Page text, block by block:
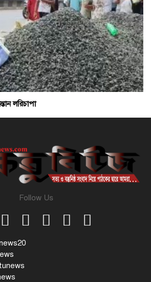
লরিচাপা
Follow Us